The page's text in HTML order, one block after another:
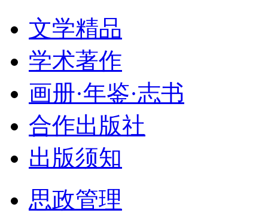
文学精品
学术著作
画册·年鉴·志书
合作出版社
出版须知
思政管理